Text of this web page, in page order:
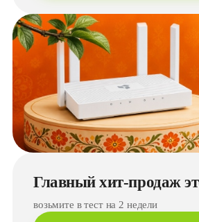
Главный хит-продаж
возьмите в тест на 2 недели